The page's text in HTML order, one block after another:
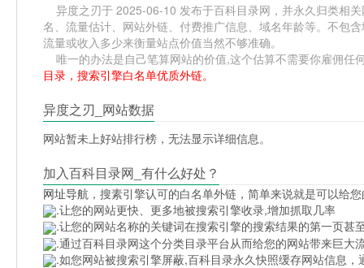
异度之刃于 2025-06-10 发布于百科目录网，并永久归类相
名、流量估计、网站外链、付费推广信息、域名年龄等。不包
流量或收入多少来衡量站点价值当然不够准确。
唯一的办法是自己笔算网站的价值,这个估算不需要你雇佣任
目录，搜索引擎白名单优质外链。
异度之刃_网站数据
网站暂未上好站排行榜，无法显示详细信息。
加入百科目录网_有什么好处？
网址导航 ，搜素引擎认可的白名单外链，简单来说就是可以给
.让您的网站更快、更多地被搜索引擎收录,增加抓取几率
.让您的网站名称的关键词在搜索引擎的搜索结果的第一页甚
.通过百科目录网这个分类目录平台从而给您的网站带来巨大
.如您网站被搜索引擎屏蔽,百科目录永久快照缓存网站信息